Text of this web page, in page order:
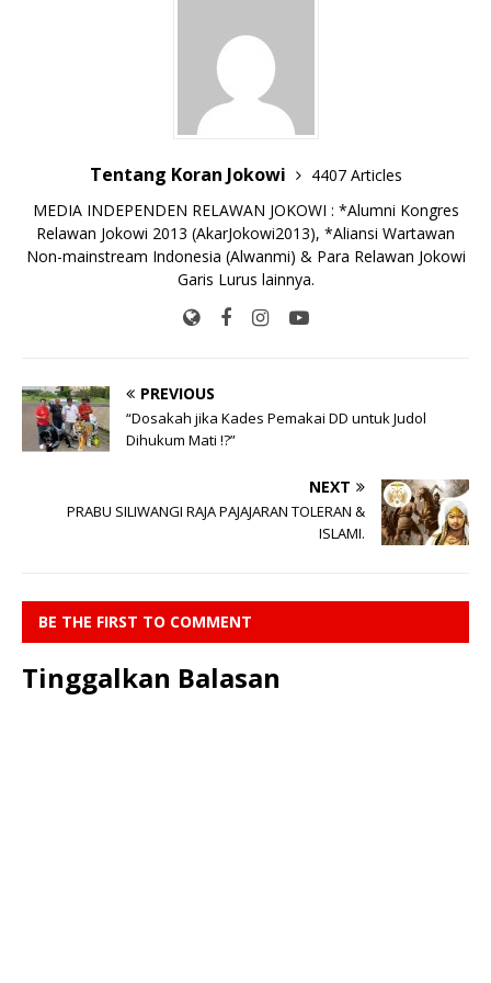
n
Tentang Koran Jokowi
4407 Articles
MEDIA INDEPENDEN RELAWAN JOKOWI : *Alumni Kongres
Relawan Jokowi 2013 (AkarJokowi2013), *Aliansi Wartawan
Non-mainstream Indonesia (Alwanmi) & Para Relawan Jokowi
Garis Lurus lainnya.
PREVIOUS
“Dosakah jika Kades Pemakai DD untuk Judol
Dihukum Mati !?”
NEXT
PRABU SILIWANGI RAJA PAJAJARAN TOLERAN &
ISLAMI.
BE THE FIRST TO COMMENT
Tinggalkan Balasan